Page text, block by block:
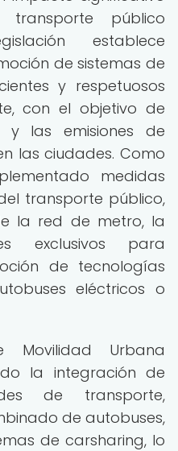
público
establece
de sistemas de
y respetuosos
con el objetivo de
y las emisiones de
las ciudades. Como
medidas
transporte público,
la red de metro, la
exclusivos para
de tecnologías
eléctricos o
Urbana
la integración de
de transporte,
de autobuses,
de carsharing, lo